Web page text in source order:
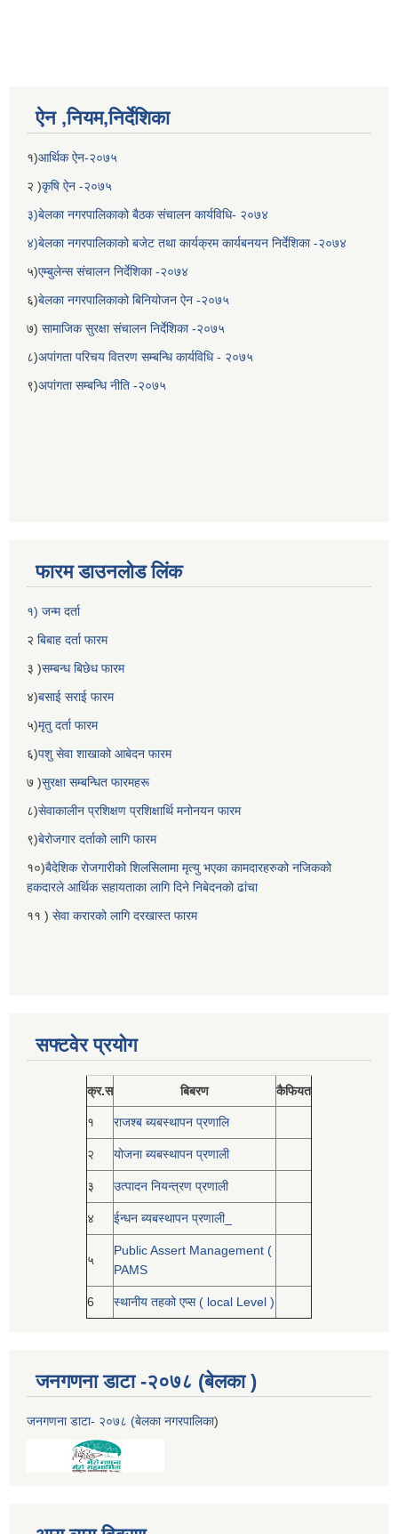
ऐन ,नियम,निर्देशिका
१)आर्थिक ऐन-२०७५
२ )कृषि ऐन -२०७५
३)बेलका नगरपालिकाको बैठक संचालन कार्यविधि- २०७४
४)बेलका नगरपालिकाको बजेट तथा कार्यक्रम कार्यबनयन निर्देशिका -२०७४
५)एम्बुलेन्स संचालन निर्देशिका -२०७४
६)बेलका नगरपालिकाको बिनियोजन ऐन -२०७५
७) सामाजिक सुरक्षा संचालन निर्देशिका -२०७५
८)अपांगता परिचय वितरण सम्बन्धि कार्यविधि - २०७५
९)अपांगता सम्बन्धि नीति -२०७५
फारम डाउनलोड लिंक
१) जन्म दर्ता
२ बिबाह दर्ता फारम
३ )सम्बन्ध बिछेध फारम
४)बसाई सराई फारम
५)मृतु दर्ता फारम
६)पशु सेवा शाखाको आबेदन फारम
७ )सुरक्षा सम्बन्धित फारमहरू
८)सेवाकालीन प्रशिक्षण प्रशिक्षार्थि मनोनयन फारम
९)बेरोजगार दर्ताको लागि फारम
१०)बैदेशिक रोजगारीको शिलसिलामा मृत्यु भएका कामदारहरुको नजिकको
हकदारले आर्थिक सहायताका लागि दिने निबेदनको ढांचा
११ ) सेवा करारको लागि दरखास्त फारम
सफ्टवेर प्रयोग
क्र.स बिबरण कैफियत
१ राजश्ब ब्यबस्थापन प्रणालि
२ योजना ब्यबस्थापन प्रणाली
३ उत्पादन नियन्त्रण प्रणाली
४ ईन्धन ब्यबस्थापन प्रणाली_
५
Public Assert Management (
PAMS
6 स्थानीय तहको एप्स ( local Level )
जनगणना डाटा -२०७८ (बेलका )
जनगणना डाटा- २०७८ (बेलका नगरपालिका)